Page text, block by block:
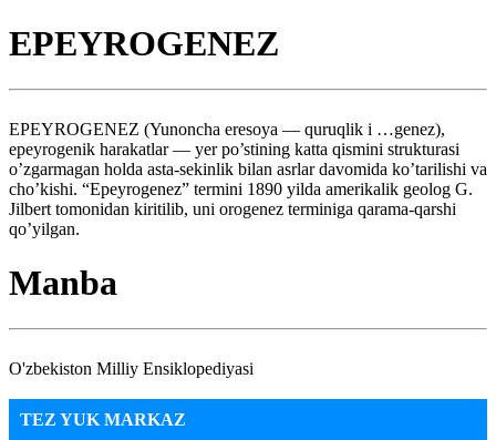
EPEYROGENEZ
EPEYROGENEZ (Yunoncha eresoya — quruqlik i …genez),
epeyrogenik harakatlar — yer po’stining katta qismini strukturasi
o’zgarmagan holda asta-sekinlik bilan asrlar davomida ko’tarilishi va
cho’kishi. “Epeyrogenez” termini 1890 yilda amerikalik geolog G.
Jilbert tomonidan kiritilib, uni orogenez terminiga qarama-qarshi
qo’yilgan.
Manba
O'zbekiston Milliy Ensiklopediyasi
TEZ YUK MARKAZ